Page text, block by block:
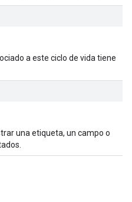
a este ciclo de vida tiene
una etiqueta, un campo o